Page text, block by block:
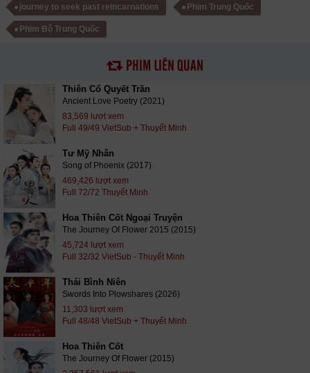
journey to seek past reincarnations Phim Trung Quốc
Phim Bộ Trung Quốc
PHIM LIÊN QUAN
Thiên Cổ Quyết Trần
Ancient Love Poetry (2021)
83,569 lượt xem
Full 49/49 VietSub + Thuyết Minh
Tư Mỹ Nhân
Song of Phoenix (2017)
469,426 lượt xem
Full 72/72 Thuyết Minh
Hoa Thiên Cốt Ngoại Truyện
The Journey Of Flower 2015 (2015)
45,724 lượt xem
Full 32/32 VietSub - Thuyết Minh
Thái Bình Niên
Swords Into Plowshares (2026)
11,303 lượt xem
Full 48/48 VietSub + Thuyết Minh
Hoa Thiên Cốt
The Journey Of Flower (2015)